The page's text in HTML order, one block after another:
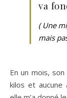
va
( Une
mais
En un mois,
kilos et aucune